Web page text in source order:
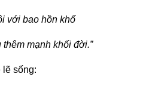
với bao hồn khổ
mạnh khối đời.”
sống: